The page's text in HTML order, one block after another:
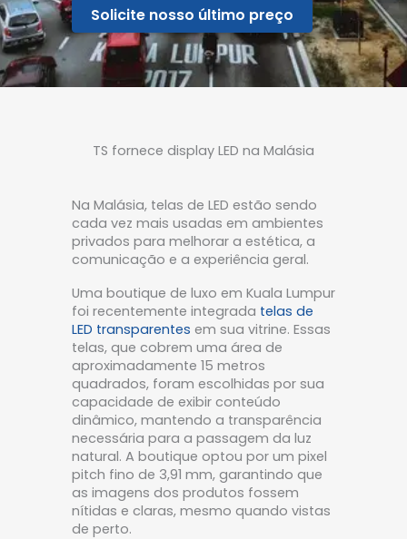
Solicite nosso último preço
TS fornece display LED na Malásia
Na Malásia, telas de LED estão sendo
cada vez mais usadas em ambientes
privados para melhorar a estética, a
comunicação e a experiência geral.
Uma boutique de luxo em Kuala Lumpur
foi recentemente integrada telas de
LED transparentes em sua vitrine. Essas
telas, que cobrem uma área de
aproximadamente 15 metros
quadrados, foram escolhidas por sua
capacidade de exibir conteúdo
dinâmico, mantendo a transparência
necessária para a passagem da luz
natural. A boutique optou por um pixel
pitch fino de 3,91 mm, garantindo que
as imagens dos produtos fossem
nítidas e claras, mesmo quando vistas
de perto.